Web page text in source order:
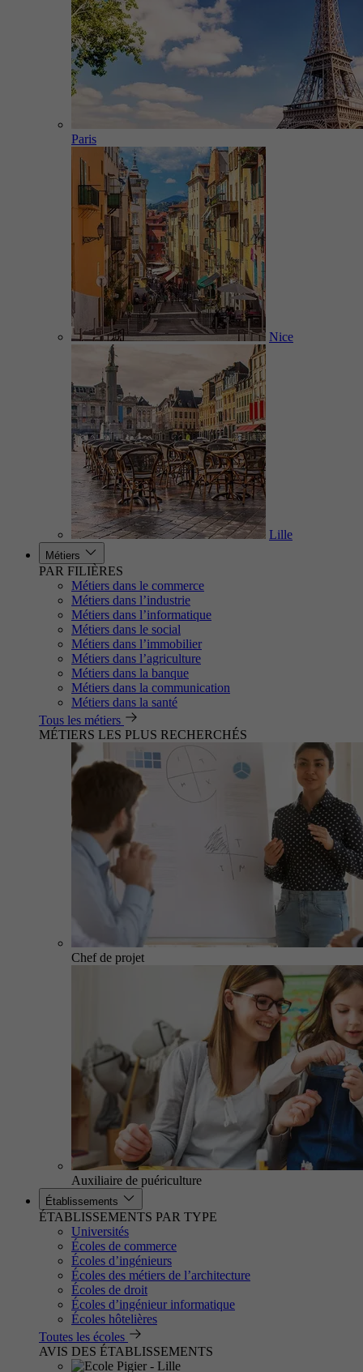
Paris
Nice
Lille
Métiers
PAR FILIÈRES
Métiers dans le commerce
Métiers dans l’industrie
Métiers dans l’informatique
Métiers dans le social
Métiers dans l’immobilier
Métiers dans l’agriculture
Métiers dans la banque
Métiers dans la communication
Métiers dans la santé
Tous les métiers
MÉTIERS LES PLUS RECHERCHÉS
Chef de projet
Auxiliaire de puériculture
Établissements
ÉTABLISSEMENTS PAR TYPE
Universités
Écoles de commerce
Écoles d’ingénieurs
Écoles des métiers de l’architecture
Écoles de droit
Écoles d’ingénieur informatique
Écoles hôtelières
Toutes les écoles
AVIS DES ÉTABLISSEMENTS